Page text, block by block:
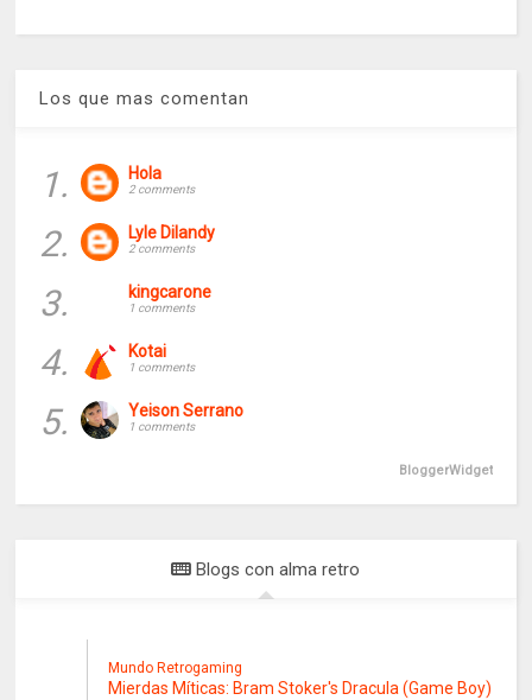
Los que mas comentan
1. Hola
2 comments
2. Lyle Dilandy
2 comments
3. kingcarone
1 comments
4. Kotai
1 comments
5. Yeison Serrano
1 comments
BloggerWidget
Blogs con alma retro
Mundo Retrogaming
Mierdas Míticas: Bram Stoker's Dracula (Game Boy)